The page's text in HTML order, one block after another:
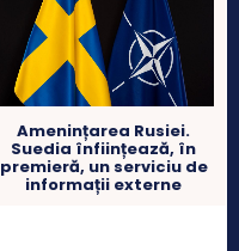
Amenințarea Rusiei.
Suedia înființează, în
premieră, un serviciu de
informații externe